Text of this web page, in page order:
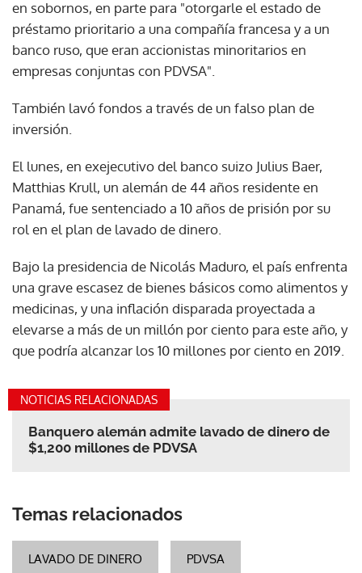
en sobornos, en parte para "otorgarle el estado de
préstamo prioritario a una compañía francesa y a un
banco ruso, que eran accionistas minoritarios en
empresas conjuntas con PDVSA".
También lavó fondos a través de un falso plan de
inversión.
El lunes, en exejecutivo del banco suizo Julius Baer,
Matthias Krull, un alemán de 44 años residente en
Panamá, fue sentenciado a 10 años de prisión por su
rol en el plan de lavado de dinero.
Bajo la presidencia de Nicolás Maduro, el país enfrenta
una grave escasez de bienes básicos como alimentos y
medicinas, y una inflación disparada proyectada a
elevarse a más de un millón por ciento para este año, y
que podría alcanzar los 10 millones por ciento en 2019.
NOTICIAS RELACIONADAS
Banquero alemán admite lavado de dinero de
$1,200 millones de PDVSA
Temas relacionados
LAVADO DE DINERO PDVSA